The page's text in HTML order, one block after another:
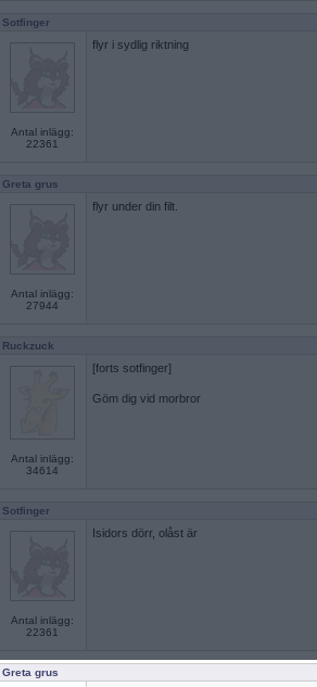
Sotfinger
Antal inlägg:
22361
flyr i sydlig riktning
Greta grus
Antal inlägg:
27944
flyr under din filt.
Ruckzuck
Antal inlägg:
34614
[forts sotfinger]
Göm dig vid morbror
Sotfinger
Antal inlägg:
22361
Isidors dörr, olåst är
Greta grus